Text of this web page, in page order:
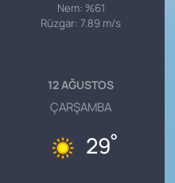
Nem: %61
Rüzgar: 7.89 m/s
12 AĞUSTOS
ÇARŞAMBA
29°